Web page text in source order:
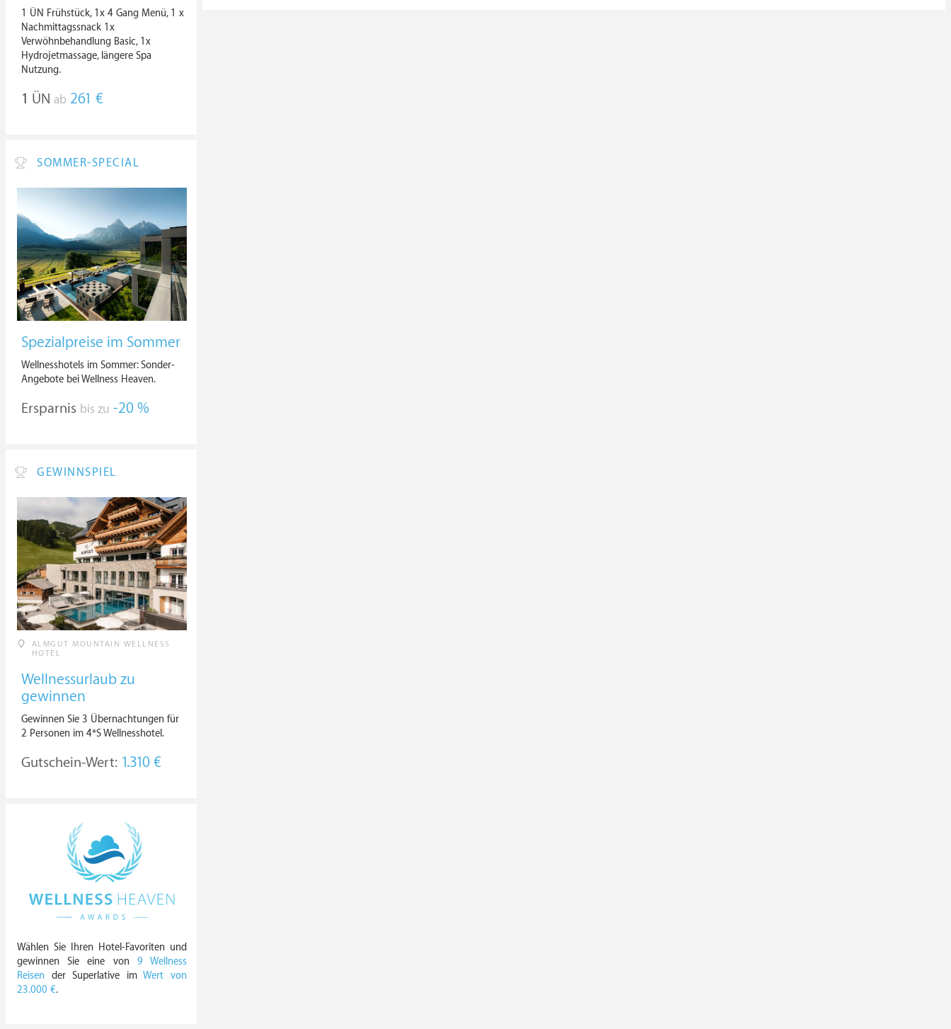
1 ÜN Frühstück, 1x 4 Gang Menü, 1 x
Nachmittagssnack 1x
Verwöhnbehandlung Basic, 1x
Hydrojetmassage, längere Spa
Nutzung.
1 ÜN ab 261 €
SOMMER-SPECIAL
Spezialpreise im Sommer
Wellnesshotels im Sommer: Sonder-
Angebote bei Wellness Heaven.
Ersparnis bis zu -20 %
GEWINNSPIEL
ALMGUT MOUNTAIN WELLNESS
HOTEL
Wellnessurlaub zu
gewinnen
Gewinnen Sie 3 Übernachtungen für
2 Personen im 4*S Wellnesshotel.
Gutschein-Wert: 1.310 €
Wählen Sie Ihren Hotel-Favoriten und
gewinnen Sie eine von 9 Wellness
Reisen der Superlative imWert von
23.000 €.